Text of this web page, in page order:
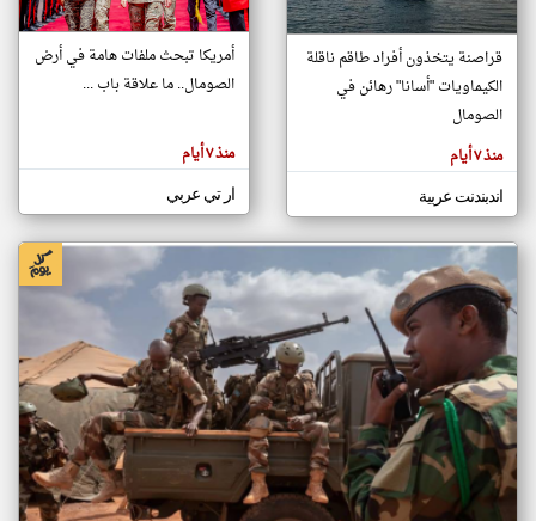
تغيير الدولة
اخبار الصومال على مدار الساعة
أهم اخبار الصومال العاجلة والمباشرة
المقالات
هنا عن
وجهة
كاتبيها.
قراصنة يتخذون أفراد طاقم ناقلة
الكيماويات "أسانا" رهائن في
الصومال
منذ ٧ أيام
اندبندنت عربية
أمريكا تبحث ملفات هامة في أرض
الصومال.. ما علاقة باب ...
منذ ٧ أيام
ار تي عربي
klyoum.com